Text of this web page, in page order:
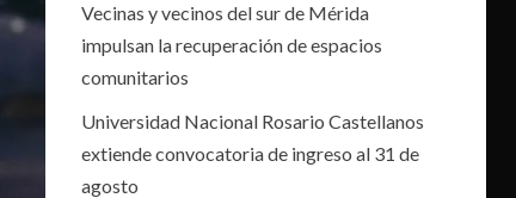
Vecinas y vecinos del sur de Mérida
impulsan la recuperación de espacios
comunitarios
Universidad Nacional Rosario Castellanos
extiende convocatoria de ingreso al 31 de
agosto